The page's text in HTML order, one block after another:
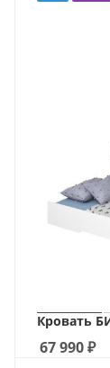
Кровать
67 990₽